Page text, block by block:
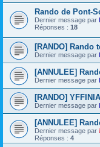
Rando de Pont-
Dernier message par
Réponses : 18
[RANDO] Rando
Dernier message par
[ANNULEE]
Dernier message par
[RANDO]
Dernier message par
[ANNULEE]
Dernier message par
Réponses : 4